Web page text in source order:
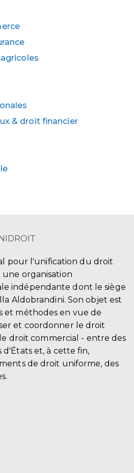
& droit financier
pour l'unification du droit
une organisation
indépendante dont le siège
Aldobrandini. Son objet est
et méthodes en vue de
et coordonner le droit
droit commercial - entre des
et, à cette fin,
de droit uniforme, des